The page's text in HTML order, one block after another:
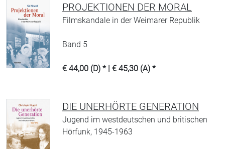
PROJEKTIONEN DER MORAL
Filmskandale in der Weimarer Republik
Band 5
€ 44,00 (D) * | € 45,30 (A) *
DIE UNERHÖRTE GENERATION
Jugend im westdeutschen und britischen
Hörfunk, 1945-1963